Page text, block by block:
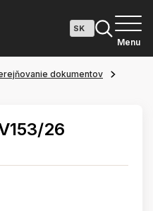
Menu
dokumentov
26